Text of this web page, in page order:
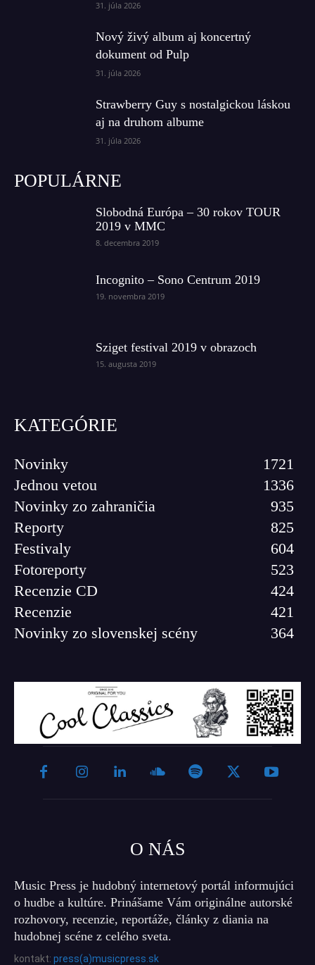
31. júla 2026
Nový živý album aj koncertný
dokument od Pulp
31. júla 2026
Strawberry Guy s nostalgickou láskou
aj na druhom albume
31. júla 2026
POPULÁRNE
Slobodná Európa – 30 rokov TOUR
2019 v MMC
8. decembra 2019
Incognito – Sono Centrum 2019
19. novembra 2019
Sziget festival 2019 v obrazoch
15. augusta 2019
KATEGÓRIE
Novinky
1721
Jednou vetou
1336
Novinky zo zahraničia
935
Reporty
825
Festivaly
604
Fotoreporty
523
Recenzie CD
424
Recenzie
421
Novinky zo slovenskej scény
364
O NÁS
Music Press je hudobný internetový portál informujúci
o hudbe a kultúre. Prinášame Vám originálne autorské
rozhovory, recenzie, reportáže, články z diania na
hudobnej scéne z celého sveta.
kontakt: press(a)musicpress.sk